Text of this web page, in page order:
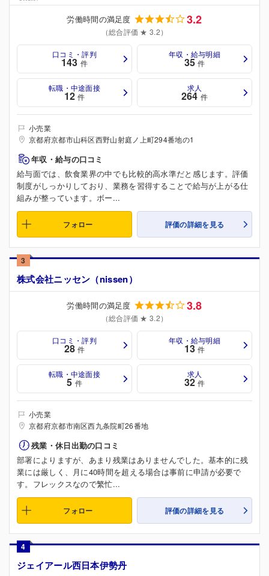
労働時間の満足度 3.2
（総合評価 ★ 3.2）
口コミ・評判
143 件
年収・給与明細
35 件
転職・中途面接
12 件
求人
264 件
小売業
京都府京都市山科区西野山射庭ノ上町294番地の1
年収・給与の口コミ
給与面では、飲食業界の中でも比較的高水準だと感じます。評価
制度がしっかりしており、業務を習得することで給与が上がる仕
組みが整っています。ボー...
フォロー 評価の詳細を見る
3
株式会社ニッセン（nissen）
労働時間の満足度 3.8
（総合評価 ★ 3.2）
口コミ・評判
28 件
年収・給与明細
13 件
転職・中途面接
5 件
求人
32 件
小売業
京都府京都市南区西九条院町26番地
残業・休日出勤の口コミ
部署によりますが、あまり残業はありませんでした。基本的に残
業には厳しく、月に40時間を超える場合は事前に申請が必要で
す。フレックスなので繁忙...
フォロー 評価の詳細を見る
4
ジェイアール西日本伊勢丹